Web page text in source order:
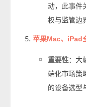
动，此事件
权与监管边
苹果Mac、iPad
重要性：大
端化市场策
的设备选型